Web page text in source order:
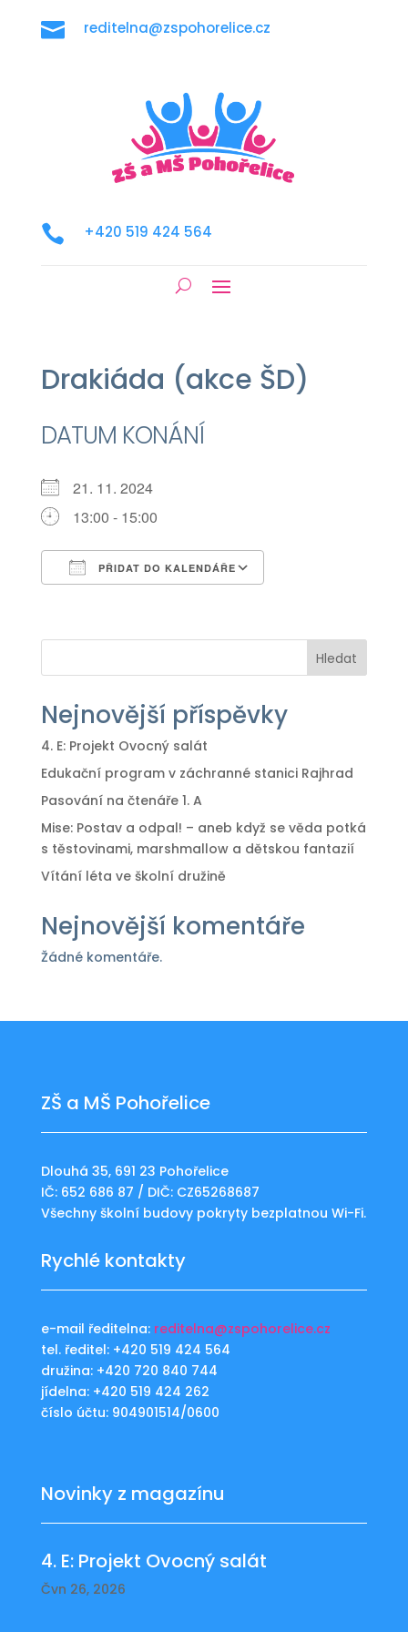
 reditelna@zspohorelice.cz
 +420 519 424 564
Drakiáda (akce ŠD)
DATUM KONÁNÍ
21. 11. 2024
13:00 - 15:00
PŘIDAT DO KALENDÁŘE
Hledat
Nejnovější příspěvky
4. E: Projekt Ovocný salát
Edukační program v záchranné stanici Rajhrad
Pasování na čtenáře 1. A
Mise: Postav a odpal! – aneb když se věda potká
s těstovinami, marshmallow a dětskou fantazií
Vítání léta ve školní družině
Nejnovější komentáře
Žádné komentáře.
ZŠ a MŠ Pohořelice
Dlouhá 35, 691 23 Pohořelice
IČ: 652 686 87 / DIČ: CZ65268687
Všechny školní budovy pokryty bezplatnou Wi-Fi.
Rychlé kontakty
e-mail ředitelna: reditelna@zspohorelice.cz
tel. ředitel: +420 519 424 564
družina: +420 720 840 744
jídelna: +420 519 424 262
číslo účtu: 904901514/0600
Novinky z magazínu
4. E: Projekt Ovocný salát
Čvn 26, 2026